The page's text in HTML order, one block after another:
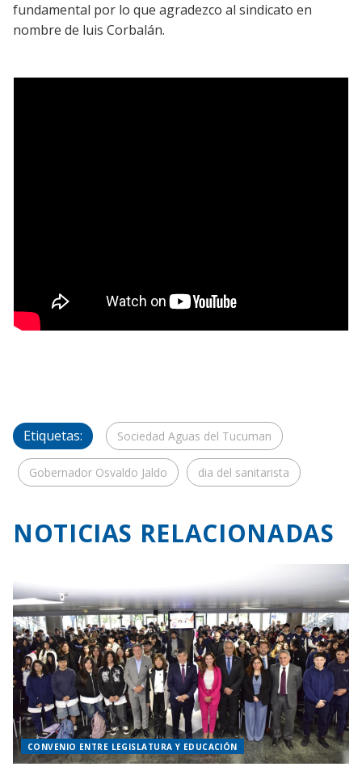
fundamental por lo que agradezco al sindicato en
nombre de luis Corbalán.
Etiquetas: Sociedad Aguas del Tucuman
Gobernador Osvaldo Jaldo dia del sanitarista
NOTICIAS RELACIONADAS
CONVENIO ENTRE LEGISLATURA Y EDUCACIÓN